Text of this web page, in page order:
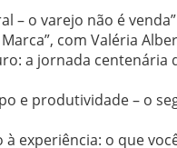
– o varejo não é
com Valéria
a jornada centenária
e produtividade – o
à experiência: o que